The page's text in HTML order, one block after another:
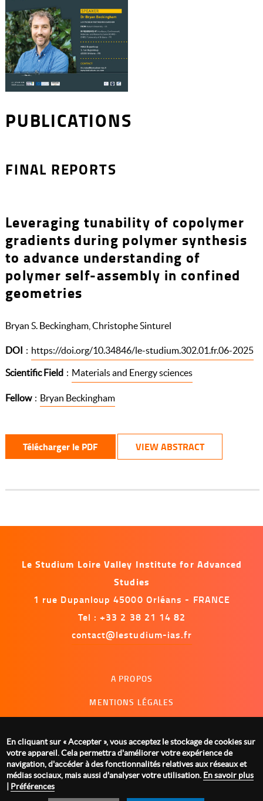
PUBLICATIONS
FINAL REPORTS
Leveraging tunability of copolymer
gradients during polymer synthesis
to advance understanding of
polymer self-assembly in confined
geometries
Bryan S. Beckingham, Christophe Sinturel
DOI : https://doi.org/10.34846/le-studium.302.01.fr.06-2025
Scientific Field : Materials and Energy sciences
Fellow : Bryan Beckingham
Télécharger le PDF VIEW ABSTRACT
Le Studium Loire Valley Institute for Advanced
Studies
1 rue Dupanloup 45000 Orléans - FRANCE
Tel : +33 2 38 21 14 82
contact@lestudium-ias.fr
A PROPOS
MENTIONS LÉGALES
GESTION DES COOKIES
En cliquant sur « Accepter », vous acceptez le stockage de cookies sur
votre appareil. Cela permettra d'améliorer votre expérience de
navigation, d'accéder à des fonctionnalités relatives aux réseaux et
médias sociaux, mais aussi d'analyser votre utilisation. En savoir plus
| Préférences